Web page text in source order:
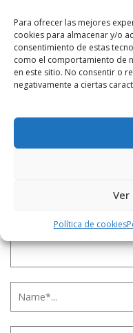
Para ofrecer las mejores
cookies para almacenar y/o
consentimiento de estas
como el comportamiento de
en este sitio. No consentir o
negativamente a ciertas
Ver
Política de cookies
Buen